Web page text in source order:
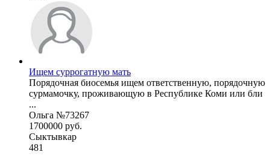
Ищем суррогатную мать
Порядочная биосемья ищем ответственную, порядочную
сурмамочку, проживающую в Республике Коми или бли
...
Ольга №73267
1700000 руб.
Сыктывкар
481